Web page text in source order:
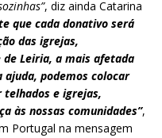
, diz ainda Catarina
que cada donativo será
das igrejas,
Leiria, a mais afetada
podemos colocar
e igrejas,
às nossas comunidades”,
Portugal na mensagem